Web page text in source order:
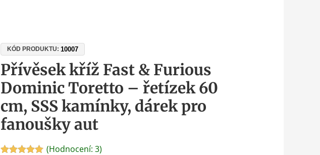
KÓD PRODUKTU:10007
Přívěsek kříž Fast & Furious
Dominic Toretto – řetízek 60
cm, SSS kamínky, dárek pro
fanoušky aut
(Hodnocení: 3)
Přívěsek
kříž
Fast
&
Dominic
Toretto
řetízek